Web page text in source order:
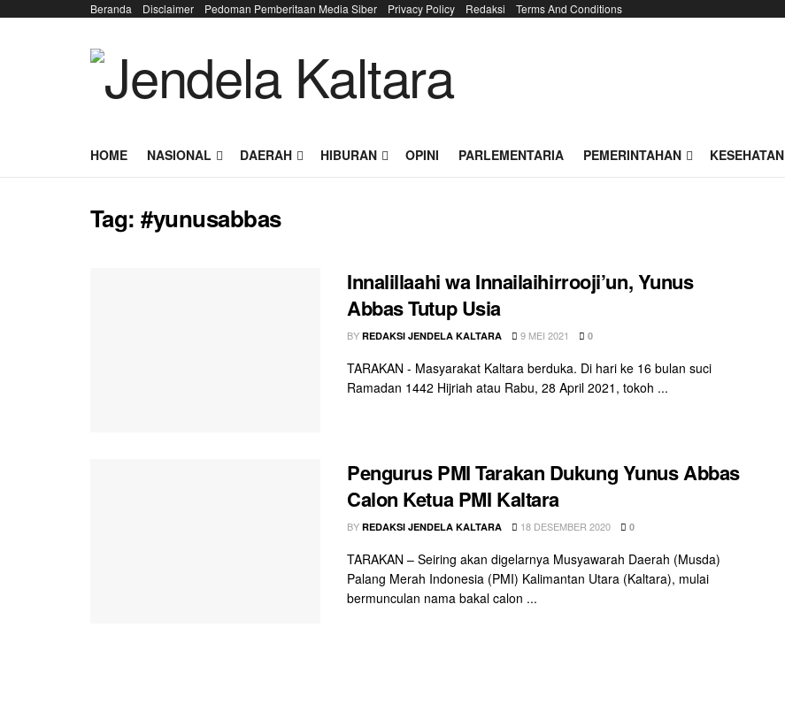
Beranda Disclaimer Pedoman Pemberitaan Media Siber Privacy Policy Redaksi Terms And Conditions
HOME NASIONAL DAERAH HIBURAN OPINI PARLEMENTARIA PEMERINTAHAN KESEHATAN
Tag:#yunusabbas
Innalillaahi wa Innailaihirrooji’un, Yunus
Abbas Tutup Usia
BY REDAKSI JENDELA KALTARA 9 MEI 2021 0
TARAKAN - Masyarakat Kaltara berduka. Di hari ke 16 bulan suci
Ramadan 1442 Hijriah atau Rabu, 28 April 2021, tokoh ...
Pengurus PMI Tarakan Dukung Yunus Abbas
Calon Ketua PMI Kaltara
BY REDAKSI JENDELA KALTARA 18 DESEMBER 2020 0
TARAKAN – Seiring akan digelarnya Musyawarah Daerah (Musda)
Palang Merah Indonesia (PMI) Kalimantan Utara (Kaltara), mulai
bermunculan nama bakal calon ...